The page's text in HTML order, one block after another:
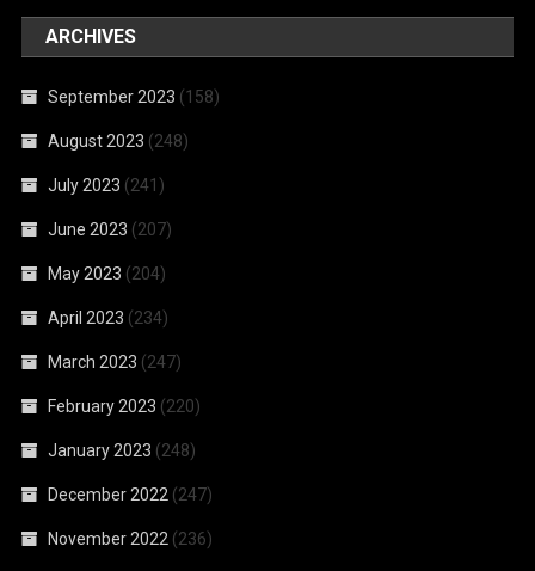
ARCHIVES
September 2023 (158)
August 2023 (248)
July 2023 (241)
June 2023 (207)
May 2023 (204)
April 2023 (234)
March 2023 (247)
February 2023 (220)
January 2023 (248)
December 2022 (247)
November 2022 (236)